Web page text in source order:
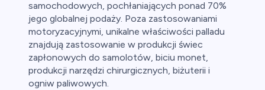
samochodowych, pochłaniających ponad 70%
jego globalnej podaży. Poza zastosowaniami
motoryzacyjnymi, unikalne właściwości palladu
znajdują zastosowanie w produkcji świec
zapłonowych do samolotów, biciu monet,
produkcji narzędzi chirurgicznych, biżuterii i
ogniw paliwowych.